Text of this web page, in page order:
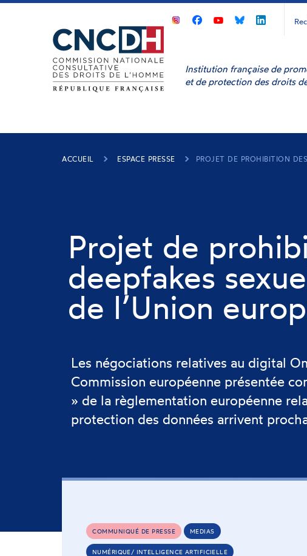
Panneau de gestion des cookies
CNCDHCNCDHCNCDHCNCDH
Institution française de
et de protection des droits
ACCUEIL ESPACE PRESSE PROJET DE PROHIBITION
Projet de
deepfakes
de l’Union
Les négociations relatives au digital
Commission européenne présentée
» de la règlementation européenne
protection des données arrivent
COMMUNIQUÉ DE PRESSE MEDIAS
NUMÉRIQUE/ INTELLIGENCE ARTIFICIELLE